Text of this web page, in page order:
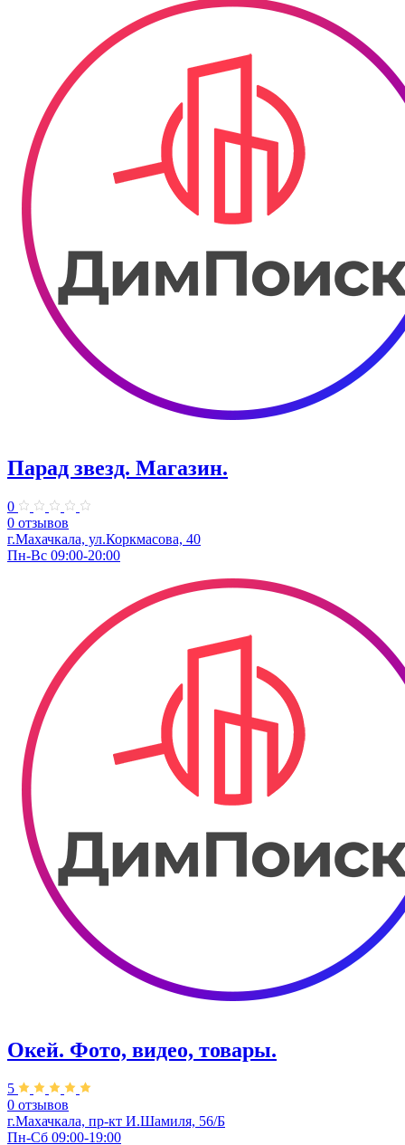
Парад звезд. Магазин.
0
0 отзывов
г.Махачкала, ул.Коркмасова, 40
Пн-Вс 09:00-20:00
Окей. Фото, видео, товары.
5
0 отзывов
г.Махачкала, пр-кт И.Шамиля, 56/Б
Пн-Сб 09:00-19:00